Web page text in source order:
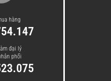
hàng
đại lý
phối